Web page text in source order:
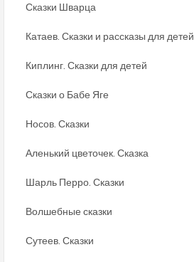
Сказки Шварца
Катаев. Сказки и рассказы для детей
Киплинг. Сказки для детей
Сказки о Бабе Яге
Носов. Сказки
Аленький цветочек. Сказка
Шарль Перро. Сказки
Волшебные сказки
Сутеев. Сказки